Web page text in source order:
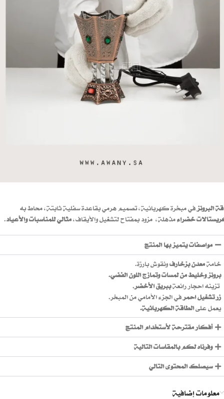
البرونزفي مبخرة كهربائية، تصميم هرمي بقاعدة سفلية ثابتة، محاط به
خضراءمذهلة، مزود بمفتاح لتشغيلوالأيقاف،مثالي للمناسبات والأعياد.
مواصفات يتميز بها المنتج
خامةمعدن بزخارفونقوش بارزة.
برونز وخليط من لمسات وتمازج اللون الفضي.
تزينه احجار رائعةببريق الأخضر.
زر تشغيل احمرفي الجزء الأمامي من المبخر.
يعمل علىالطاقة الكهربائية.
أفكار مقترحة لأستخدام المنتج
وفرناه لكم بالمقاسات التالية
سيصلك المحتوى التالي
معلومات إضافية